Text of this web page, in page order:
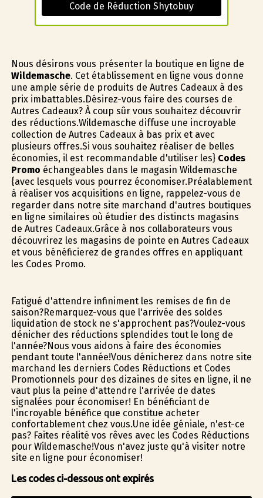
Code de Réduction Shytobuy
Nous désirons vous présenter la boutique en ligne de
Wildemasche. Cet établissement en ligne vous donne
une ample série de produits de Autres Cadeaux à des
prix imbattables.Désirez-vous faire des courses de
Autres Cadeaux? À coup sûr vous souhaitez découvrir
des réductions.Wildemasche diffuse une incroyable
collection de Autres Cadeaux à bas prix et avec
plusieurs offres.Si vous souhaitez réaliser de belles
économies, il est recommandable d'utiliser les} Codes
Promo échangeables dans le magasin Wildemasche
{avec lesquels vous pourrez économiser.Préalablement
à réaliser vos acquisitions en ligne, rappelez-vous de
regarder dans notre site marchand d'autres boutiques
en ligne similaires où étudier des distincts magasins
de Autres Cadeaux.Grâce à nos collaborateurs vous
découvrirez les magasins de pointe en Autres Cadeaux
et vous bénéficierez de grandes offres en appliquant
les Codes Promo.
Fatigué d'attendre infiniment les remises de fin de
saison?Remarquez-vous que l'arrivée des soldes
liquidation de stock ne s'approchent pas?Voulez-vous
dénicher des réductions splendides tout le long de
l'année?Nous vous aidons à faire des économies
pendant toute l'année!Vous dénicherez dans notre site
marchand les derniers Codes Réductions et Codes
Promotionnels pour des dizaines de sites en ligne, il ne
vaut plus la peine d'attendre l'arrivée de dates
signalées pour économiser! En bénéficiant de
l'incroyable bénéfice que constitue acheter
confortablement chez vous.Une idée géniale, n'est-ce
pas? Faites réalité vos rêves avec les Codes Réductions
pour Wildemasche!Vous n'avez juste qu'à visiter notre
site en ligne pour économiser!
Les codes ci-dessous ont expirés